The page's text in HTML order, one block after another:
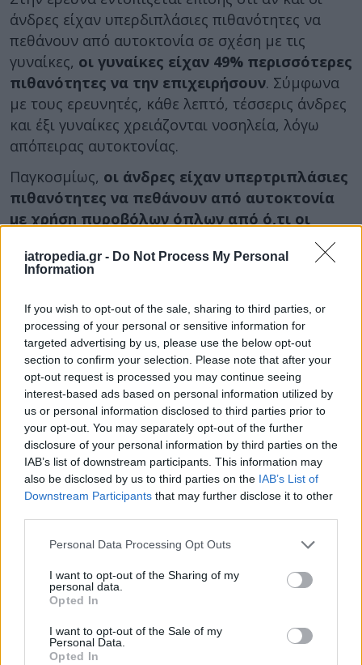
iatropedia.gr - Do Not Process My Personal
Information
If you wish to opt-out of the sale, sharing to third parties, or
processing of your personal or sensitive information for
targeted advertising by us, please use the below opt-out
section to confirm your selection. Please note that after your
opt-out request is processed you may continue seeing
interest-based ads based on personal information utilized by
us or personal information disclosed to third parties prior to
your opt-out. You may separately opt-out of the further
disclosure of your personal information by third parties on the
IAB’s list of downstream participants. This information may
also be disclosed by us to third parties on the IAB’s List of
Downstream Participants that may further disclose it to other
Personal Data Processing Opt Outs
I want to opt-out of the Sharing of my
personal data.
Opted In
I want to opt-out of the Sale of my
Personal Data.
Opted In
άνδρες είχαν υπερδιπλάσιες πιθανότητες να
πεθάνουν από αυτοκτονία σε σχέση με τις
γυναίκες, οι γυναίκες είχαν 49% περισσότερες
πιθανότητες να την επιχειρήσουν. Σύμφωνα
με τους ερευνητές, κάθε λεπτό, τέσσερις άνδρες
και έξι γυναίκες χρειάζονται νοσηλεία, λόγω
απόπειρας αυτοκτονίας.
Παγκοσμίως, οι άνδρες είχαν υπερτριπλάσιες
πιθανότητες να πεθάνουν από αυτοκτονία
με χρήση πυροβόλων όπλων από ό,τι οι
: το 10% των αυτοκτονιών των ανδρών
πραγματοποιήθηκαν με όπλα, ενώ το 3% των
ΗΠΑ είχαν τις περισσότερες αυτοκτονίες που
σχετίζονταν με όπλα στον κόσμο: σχεδόν 22.000
ή 55% των αυτοκτονιών των ανδρών
πραγματοποιήθηκαν με όπλα, ενώ πάνω από
3.000 ή σχεδόν 31% των αυτοκτονιών των
γυναικών ήταν με όπλα.
Σε σχέση με τις ηλικίες, εντοπίστηκε ότι το 1990,
η μέση ηλικία θανάτου για τους άνδρες ήταν 43
χρόνια και για τις γυναίκες σχεδόν 42 χρόνια.
Μέχρι το 2021, η μέση ηλικία θανάτου είχε
αυξηθεί σε 47 για τους άνδρες και σχεδόν 47 για
τις γυναίκες. Η υψηλότερη μέση ηλικία ήταν
χρόνια για τις γυναίκες, και οι δύο στην
ανατολική Ασία. Αντίθετα, η νεότερη μέση ηλικία
αυτοκτονίας καταγράφηκε στην Ωκεανία, όπου
ήταν 36 χρόνια για τους άνδρες και 34 χρόνια